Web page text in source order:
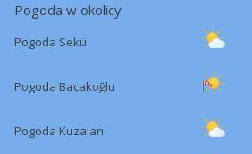
Pogoda w okolicy
Pogoda Sekü
Pogoda Bacakoğlu
Pogoda Kuzalan